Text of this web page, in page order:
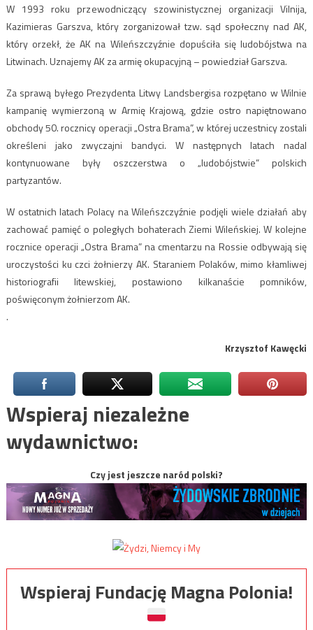
W 1993 roku przewodniczący szowinistycznej organizacji Vilnija,
Kazimieras Garszva, który zorganizował tzw. sąd społeczny nad AK,
który orzekł, że AK na Wileńszczyźnie dopuściła się ludobójstwa na
Litwinach. Uznajemy AK za armię okupacyjną – powiedział Garszva.
Za sprawą byłego Prezydenta Litwy Landsbergisa rozpętano w Wilnie
kampanię wymierzoną w Armię Krajową, gdzie ostro napiętnowano
obchody 50. rocznicy operacji „Ostra Brama”, w której uczestnicy zostali
określeni jako zwyczajni bandyci. W następnych latach nadal
kontynuowane były oszczerstwa o „ludobójstwie” polskich
partyzantów.
W ostatnich latach Polacy na Wileńszczyźnie podjęli wiele działań aby
zachować pamięć o poległych bohaterach Ziemi Wileńskiej. W kolejne
rocznice operacji „Ostra Brama” na cmentarzu na Rossie odbywają się
uroczystości ku czci żołnierzy AK. Staraniem Polaków, mimo kłamliwej
historiografii litewskiej, postawiono kilkanaście pomników,
poświęconym żołnierzom AK.
.
Krzysztof Kawęcki
Wspieraj niezależne
wydawnictwo:
Czy jest jeszcze naród polski?
Wspieraj Fundację Magna Polonia!